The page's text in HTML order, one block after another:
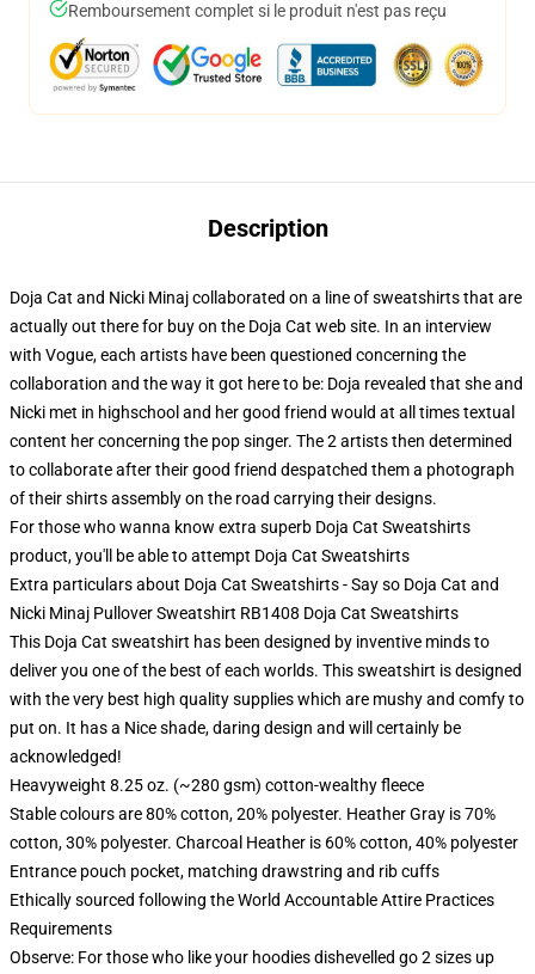
Remboursement complet si le produit n'est pas reçu
Description
Doja Cat and Nicki Minaj collaborated on a line of sweatshirts that are
actually out there for buy on the Doja Cat web site. In an interview
with Vogue, each artists have been questioned concerning the
collaboration and the way it got here to be: Doja revealed that she and
Nicki met in highschool and her good friend would at all times textual
content her concerning the pop singer. The 2 artists then determined
to collaborate after their good friend despatched them a photograph
of their shirts assembly on the road carrying their designs.
For those who wanna know extra superb Doja Cat Sweatshirts
product, you'll be able to attempt Doja Cat Sweatshirts
Extra particulars about Doja Cat Sweatshirts - Say so Doja Cat and
Nicki Minaj Pullover Sweatshirt RB1408 Doja Cat Sweatshirts
This Doja Cat sweatshirt has been designed by inventive minds to
deliver you one of the best of each worlds. This sweatshirt is designed
with the very best high quality supplies which are mushy and comfy to
put on. It has a Nice shade, daring design and will certainly be
acknowledged!
Heavyweight 8.25 oz. (~280 gsm) cotton-wealthy fleece
Stable colours are 80% cotton, 20% polyester. Heather Gray is 70%
cotton, 30% polyester. Charcoal Heather is 60% cotton, 40% polyester
Entrance pouch pocket, matching drawstring and rib cuffs
Ethically sourced following the World Accountable Attire Practices
Requirements
Observe: For those who like your hoodies dishevelled go 2 sizes up